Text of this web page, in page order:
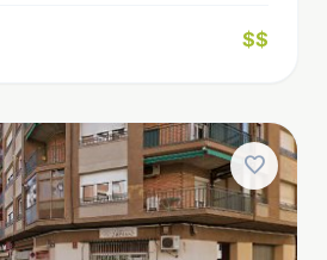
$$
favorite